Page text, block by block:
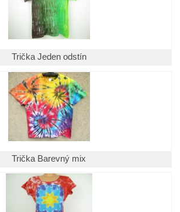
Trička Jeden odstín
Trička Barevný mix